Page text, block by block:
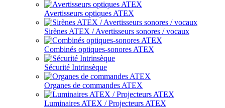
Avertisseurs optiques ATEX
Sirènes ATEX / Avertisseurs sonores / vocaux
Combinés optiques-sonores ATEX
Sécurité Intrinsèque
Organes de commandes ATEX
Luminaires ATEX / Projecteurs ATEX